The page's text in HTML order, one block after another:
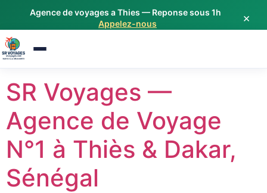
Étiquette : Air France
au
contenu
SR Voyages —
Agence de Voyage
N°1 à Thiès & Dakar,
Sénégal
Agence de voyages a Thies — Reponse sous 1h
Appelez-nous
×